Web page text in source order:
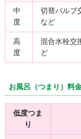
中
度
切替バルブ
など
高
度
混合水栓交
ど
お風呂（つまり）料
低度つま
り